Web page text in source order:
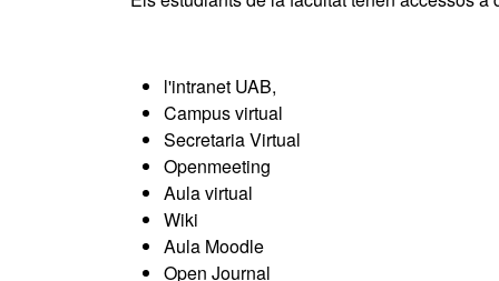
l'intranet UAB,
Campus virtual
Secretaria Virtual
Openmeeting
Aula virtual
Wiki
Aula Moodle
Open Journal